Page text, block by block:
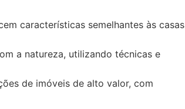
características semelhantes às casas
a natureza, utilizando técnicas e
de imóveis de alto valor, com